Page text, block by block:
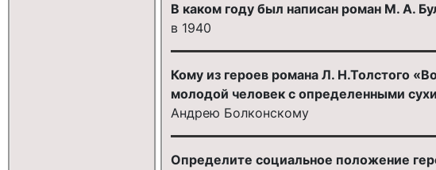
В каком году был написан роман М. А.
в 1940
Кому из героев романа Л. Н.Толстого
молодой человек с определенными
Андрею Болконскому
Определите социальное положение